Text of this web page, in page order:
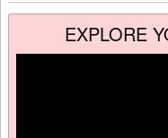
EXPLORE